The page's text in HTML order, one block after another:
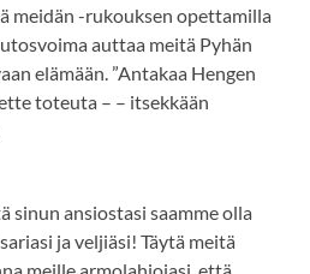
meidän -rukouksen opettamilla
auttaa meitä Pyhän
elämään. ”Antakaa Hengen
toteuta – – itsekkään
sinun ansiostasi saamme olla
ja veljiäsi! Täytä meitä